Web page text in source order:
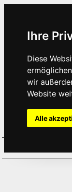
Ihre
Diese
wir
Website
Alle